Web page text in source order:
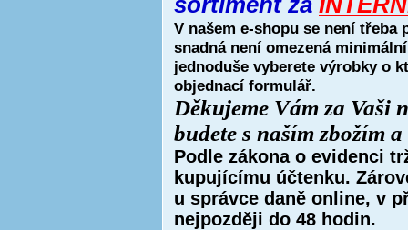
V našem e-shopu se není
snadná není omezená
jednoduše vyberete výrobky o
objednací formulář.
Děkujeme Vám za Vaši
budete s naším zbožím
Podle zákona o evidenci
kupujícímu účtenku.
u správce daně online, v
nejpozději do 48 hodin.